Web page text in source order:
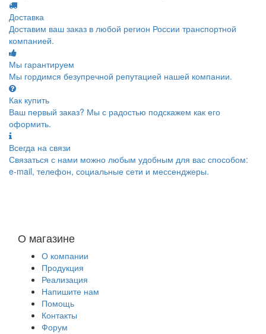
Доставка
Доставим ваш заказ в любой регион России транспортной
компанией.
Мы гарантируем
Мы гордимся безупречной репутацией нашей компании.
Как купить
Ваш первый заказ? Мы с радостью подскажем как его
оформить.
Всегда на связи
Связаться с нами можно любым удобным для вас способом:
e-mail, телефон, социальные сети и мессенджеры.
О магазине
О компании
Продукция
Реализация
Напишите нам
Помощь
Контакты
Форум